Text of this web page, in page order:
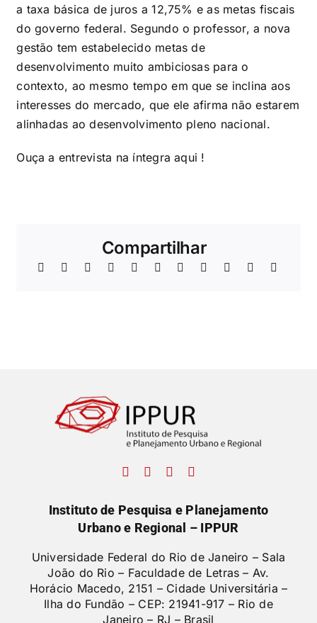
a taxa básica de juros a 12,75% e as metas fiscais
do governo federal. Segundo o professor, a nova
gestão tem estabelecido metas de
desenvolvimento muito ambiciosas para o
contexto, ao mesmo tempo em que se inclina aos
interesses do mercado, que ele afirma não estarem
alinhadas ao desenvolvimento pleno nacional.
Ouça a entrevista na íntegraaqui !
Compartilhar
Instituto de Pesquisa e Planejamento
Urbano e Regional – IPPUR
Universidade Federal do Rio de Janeiro – Sala
João do Rio – Faculdade de Letras – Av.
Horácio Macedo, 2151 – Cidade Universitária –
Ilha do Fundão – CEP: 21941-917 – Rio de
Janeiro – RJ – Brasil